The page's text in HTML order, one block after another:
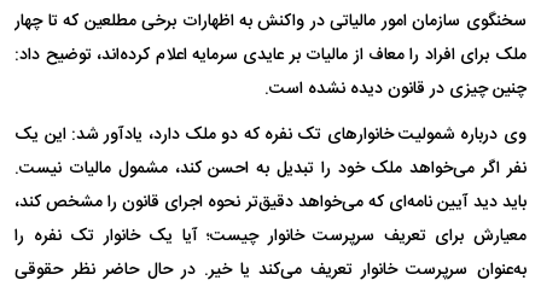
سخنگوی سازمان امور مالیاتی در واکنش به اظهارات برخی مطلعین که تا چهار
ملک برای افراد را معاف از مالیات بر عایدی سرمایه اعلام کرده‌اند، توضیح داد:
چنین چیزی در قانون دیده نشده است.
وی درباره شمولیت خانوارهای تک نفره که دو ملک دارد، یادآور شد: این یک
نفر اگر می‌خواهد ملک خود را تبدیل به احسن کند، مشمول مالیات نیست.
باید دید آیین نامه‌ای که می‌خواهد دقیق‌تر نحوه اجرای قانون را مشخص کند،
معیارش برای تعریف سرپرست خانوار چیست؛ آیا یک خانوار تک نفره را
به‌عنوان سرپرست خانوار تعریف می‌کند یا خیر. در حال حاضر نظر حقوقی